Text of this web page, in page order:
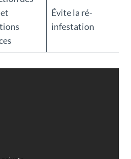
Évite la ré-
infestation